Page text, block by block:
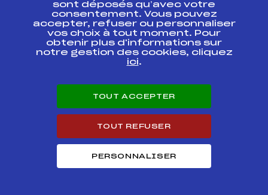
ONAF0036.FFS
CHALLENGE
NATIONAL VINCENT
VITTOZ —
DIMANCHE
POURSUITE —
FFS
VITTOZ — SAMEDI
OLYF0014
GP du CSVR Mass
start en libre T.C PT
pour U10
FFS
sont déposés qu’avec votre
consentement. Vous pouvez
accepter, refuser ou personnaliser
vos choix à tout moment. Pour
obtenir plus d'informations sur
notre gestion des cookies, cliquez
ici.
TOUT ACCEPTER
TOUT REFUSER
PERSONNALISER